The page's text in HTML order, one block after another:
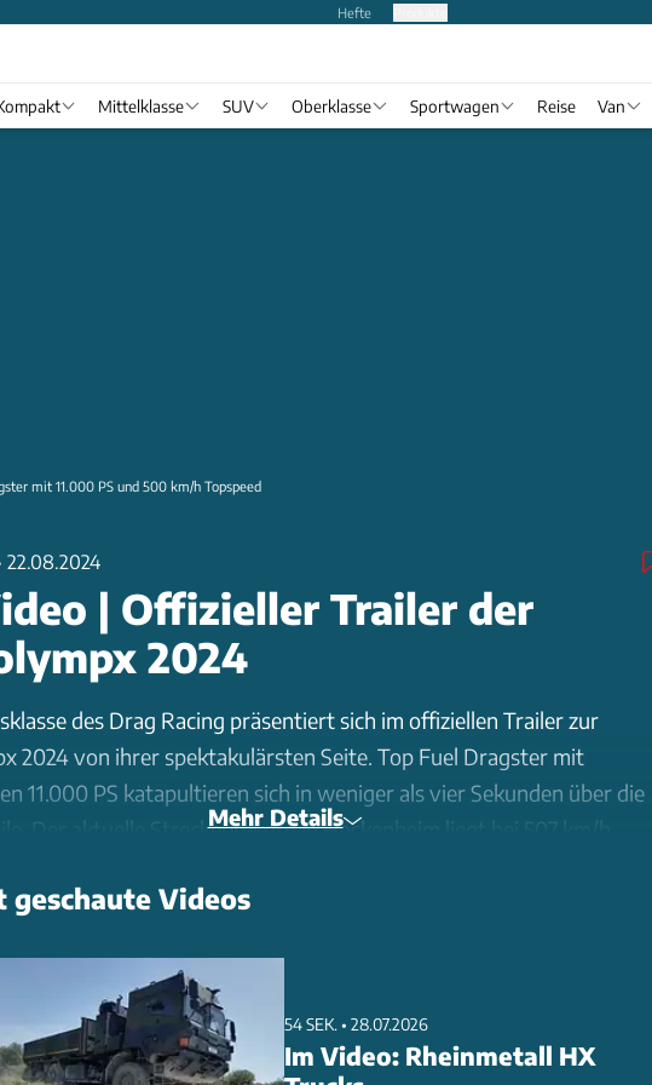
Hefte
Mittelklasse SUV Oberklasse Sportwagen Reise Van
mit 11.000 PS und 500 km/h Topspeed
22.08.2024
| Offizieller Trailer der
2024
des Drag Racing präsentiert sich im offiziellen Trailer zur
2024 von ihrer spektakulärsten Seite. Top Fuel Dragster mit
11.000 PS katapultieren sich in weniger als vier Sekunden über die
Der aktuelle Streckenrekord in Hockenheim liegt bei 507 km/h,
V8-Motoren mit 8,2 Litern Hubraum, befeuert durch eine
Mischung aus Nitromethan und Alkohol. Gigantische Heckflügel
Dragster mit sechs Tonnen Anpressdruck auf den präparierten
Mehr Details
geschaute Videos
54 SEK. • 28.07.2026
Im Video: Rheinmetall HX